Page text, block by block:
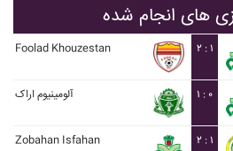
های انجام شده
Foolad Khouzestan ۲ : ۱
آلومينيوم اراک ۱ : ۰
Zobahan Isfahan ۲ : ۱